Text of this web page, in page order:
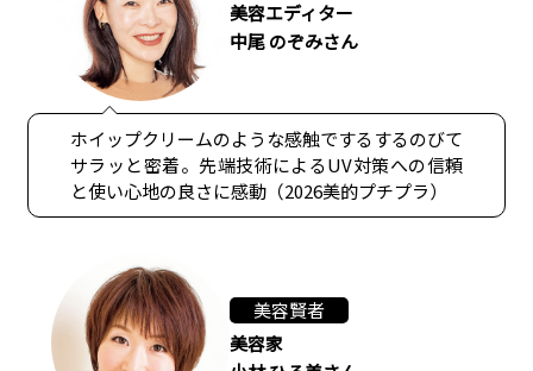
美容エディター
中尾 のぞみさん
ホイップクリームのような感触でするするのびて
サラッと密着。先端技術によるUV対策への信頼
と使い心地の良さに感動（2026美的プチプラ）
美容賢者
美容家